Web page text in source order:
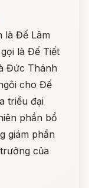
là Đế Lâm
là Đế Tiết
Đức Thánh
cho Đế
triều đại
phần bổ
giám phần
của